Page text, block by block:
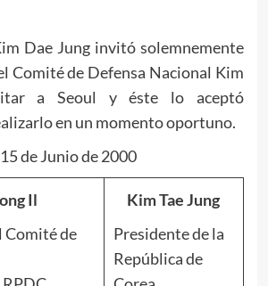
Dae Jung invitó solemnemente
Comité de Defensa Nacional Kim
a Seoul y éste lo aceptó
en un momento oportuno.
15 de Junio de 2000
Il
Comité de
Kim Tae Jung
Presidente de la
República de